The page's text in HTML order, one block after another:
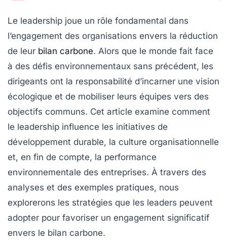
Le leadership joue un rôle fondamental dans
l’engagement des organisations envers la réduction
de leur bilan carbone. Alors que le monde fait face
à des défis environnementaux sans précédent, les
dirigeants ont la responsabilité d’incarner une vision
écologique et de mobiliser leurs équipes vers des
objectifs communs. Cet article examine comment
le leadership influence les initiatives de
développement durable, la culture organisationnelle
et, en fin de compte, la performance
environnementale des entreprises. À travers des
analyses et des exemples pratiques, nous
explorerons les stratégies que les leaders peuvent
adopter pour favoriser un engagement significatif
envers le bilan carbone.